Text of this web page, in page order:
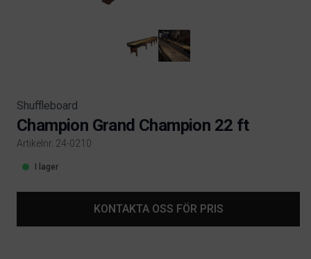
Shuffleboard
Champion Grand Champion 22 ft
Artikelnr. 24-0210
Product information
I lager
KONTAKTA OSS FÖR PRIS